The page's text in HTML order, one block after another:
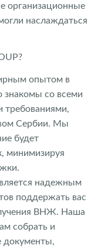
организационные
наслаждаться
опытом в
знакомы со всеми
Сербии. Мы
будет
минимизируя
надежным
поддержать вас
ВНЖ. Наша
собрать и
документы,